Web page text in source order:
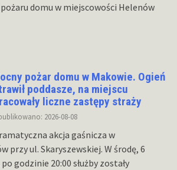
domu w miejscowości Helenów
pożar domu w Makowie. Ogień
poddasze, na miejscu
liczne zastępy straży
2026-08-08
akcja gaśnicza w
przy ul. Skaryszewskiej. W środę, 6
godzinie 20:00 służby zostały